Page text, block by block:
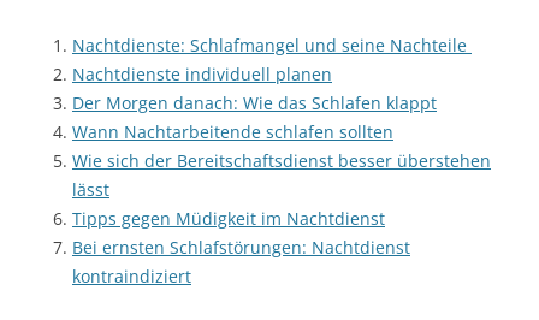
Nachtdienste: Schlafmangel und seine Nachteile
Nachtdienste individuell planen
Der Morgen danach: Wie das Schlafen klappt
Wann Nachtarbeitende schlafen sollten
Wie sich der Bereitschaftsdienst besser überstehen
lässt
Tipps gegen Müdigkeit im Nachtdienst
Bei ernsten Schlafstörungen: Nachtdienst
kontraindiziert